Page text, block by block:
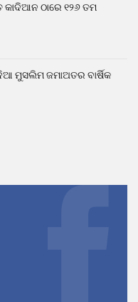
ଠାରେ ୧୨୬ ତମ
ମୁସଲିମ ଜମାଅତର ବାର୍ଷିକ